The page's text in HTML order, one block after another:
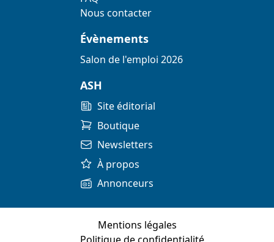
Nous contacter
Évènements
Salon de l'emploi 2026
ASH
Site éditorial
Boutique
Newsletters
À propos
Annonceurs
Mentions légales